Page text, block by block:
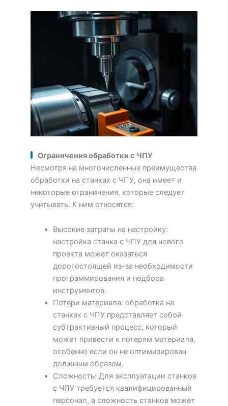
Ограничения обработки с ЧПУ
Несмотря на многочисленные преимущества
обработки на станках с ЧПУ, она имеет и
некоторые ограничения, которые следует
учитывать. К ним относятся:
Высокие затраты на настройку:
настройка станка с ЧПУ для нового
проекта может оказаться
дорогостоящей из-за необходимости
программирования и подбора
инструментов.
Потери материала: обработка на
станках с ЧПУ представляет собой
субтрактивный процесс, который
может привести к потерям материала,
особенно если он не оптимизирован
должным образом.
Сложность: Для эксплуатации станков
с ЧПУ требуется квалифицированный
персонал, а сложность станков может